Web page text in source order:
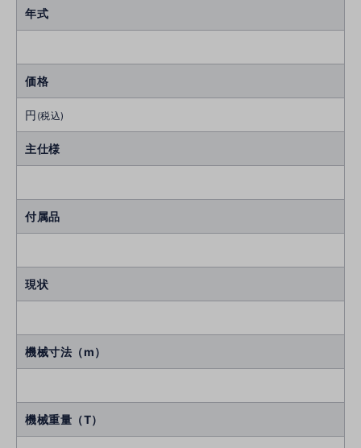
年式
価格
円 (税込)
主仕様
付属品
現状
機械寸法（m）
機械重量（T）